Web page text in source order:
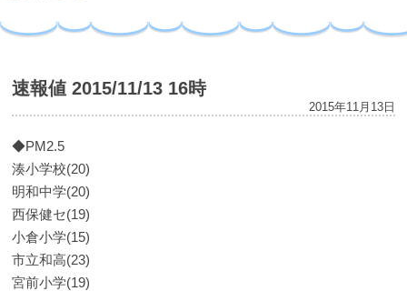
速報値 2015/11/13 16時
2015年11月13日
◆PM2.5
湊小学校(20)
明和中学(20)
西保健セ(19)
小倉小学(15)
市立和高(23)
宮前小学(19)